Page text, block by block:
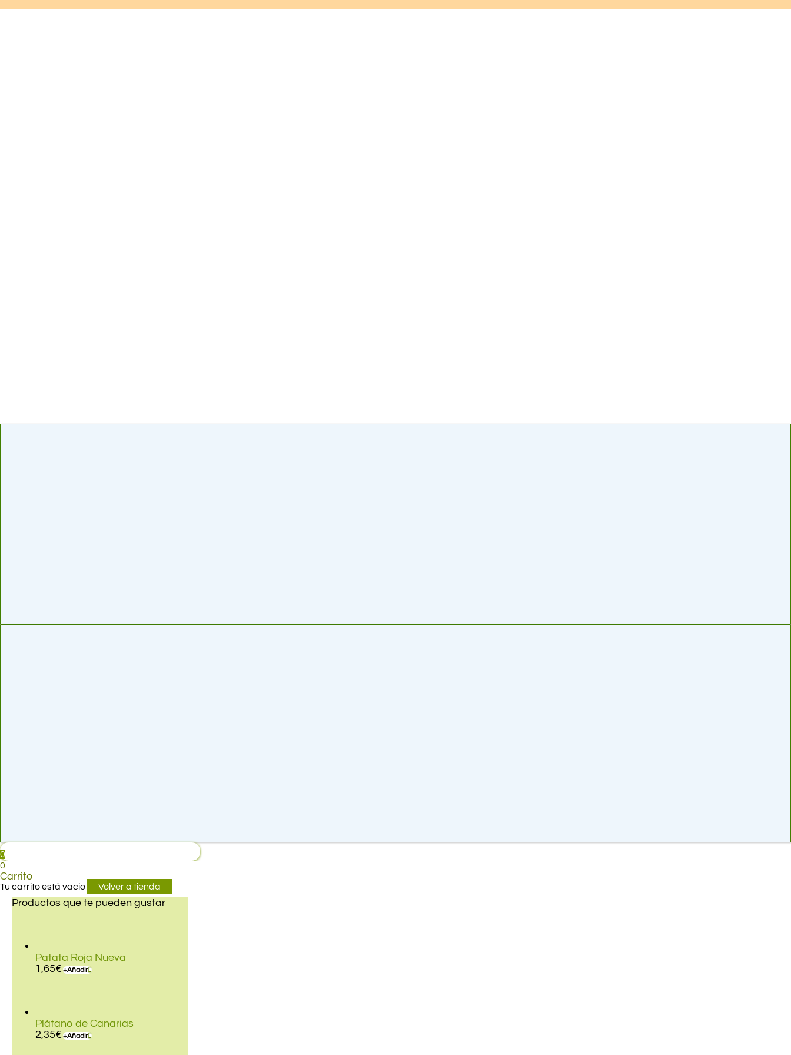
0
0
Carrito
Tu carrito está vacio Volver a tienda
Productos que te pueden gustar
Patata Roja Nueva
1,65€ +Añadir
Plátano de Canarias
2,35€ +Añadir